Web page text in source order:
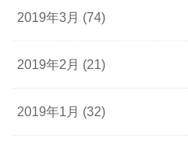
2019年3月 (74)
2019年2月 (21)
2019年1月 (32)